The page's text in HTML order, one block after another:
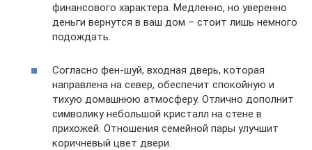
финансового характера. Медленно, но уверенно
деньги вернутся в ваш дом – стоит лишь немного
подождать.
Согласно фен-шуй, входная дверь, которая
направлена на север, обеспечит спокойную и
тихую домашнюю атмосферу. Отлично дополнит
символику небольшой кристалл на стене в
прихожей. Отношения семейной пары улучшит
коричневый цвет двери.